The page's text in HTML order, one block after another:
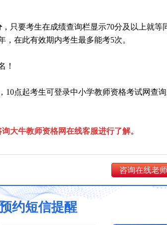
，只要考生在成绩查询栏显示70分及以上就等
在此有效期内考生最多能考5次。
！
10点起考生可登录中小学教师资格考试网查
大牛教师资格网在线客服进行了解。
咨询在线老师
约短信提醒